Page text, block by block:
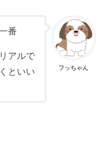
フッちゃん
番
アルで
といい